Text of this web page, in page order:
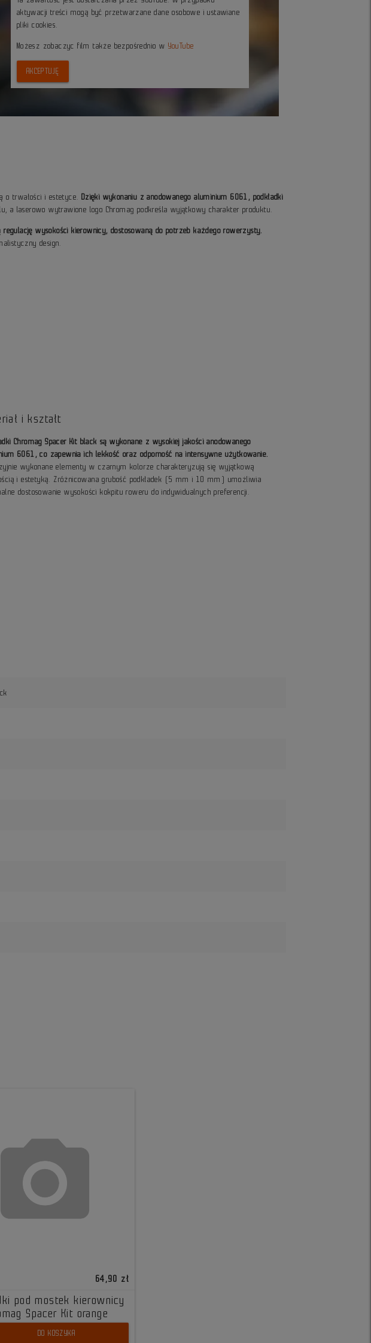
aktywacji treści mogą być przetwarzane dane osobowe i ustawiane
pliki cookies.
Możesz zobaczyc film także bezpośrednio w YouTube
AKCEPTUJĘ
o trwałości i estetyce. Dzięki wykonaniu z anodowanego aluminium 6061, podkładki
a laserowo wytrawione logo Chromag podkreśla wyjątkowy charakter produktu.
wysokości kierownicy, dostosowaną do potrzeb każdego rowerzysty.
design.
i kształt
Chromag Spacer Kit black są wykonane z wysokiej jakości anodowanego
6061, co zapewnia ich lekkość oraz odporność na intensywne użytkowanie.
wykonane elementy w czarnym kolorze charakteryzują się wyjątkową
i estetyką. Zróżnicowana grubość podkładek (5 mm i 10 mm) umożliwia
dostosowanie wysokości kokpitu roweru do indywidualnych preferencji.
64,90 zł
pod mostek kierownicy
Spacer Kit orange
DO KOSZYKA